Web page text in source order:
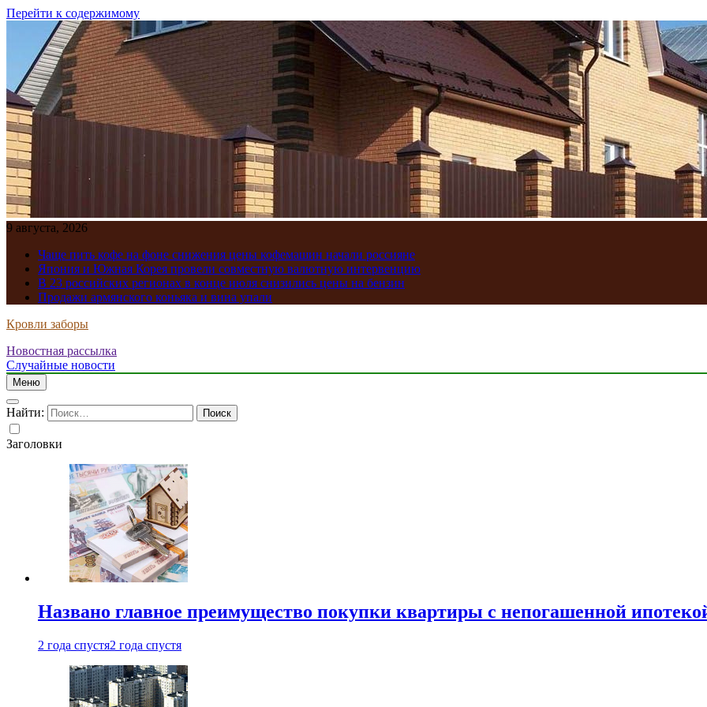
Перейти к содержимому
9 августа, 2026
Чаще пить кофе на фоне снижения цены кофемашин начали россияне
Япония и Южная Корея провели совместную валютную интервенцию
В 23 российских регионах в конце июля снизились цены на бензин
Продажи армянского коньяка и вина упали
Кровли заборы
Новостная рассылка
Случайные новости
Меню
Найти:
Заголовки
Названо главное преимущество покупки квартиры с непогашенной
2 года спустя2 года спустя